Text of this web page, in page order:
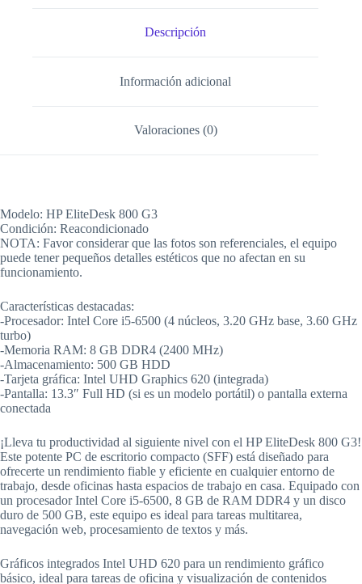
Descripción
Información adicional
Valoraciones (0)
Modelo: HP EliteDesk 800 G3
Condición: Reacondicionado
NOTA: Favor considerar que las fotos son referenciales, el equipo
puede tener pequeños detalles estéticos que no afectan en su
funcionamiento.
Características destacadas:
-Procesador: Intel Core i5-6500 (4 núcleos, 3.20 GHz base, 3.60 GHz
turbo)
-Memoria RAM: 8 GB DDR4 (2400 MHz)
-Almacenamiento: 500 GB HDD
-Tarjeta gráfica: Intel UHD Graphics 620 (integrada)
-Pantalla: 13.3″ Full HD (si es un modelo portátil) o pantalla externa
conectada
¡Lleva tu productividad al siguiente nivel con el HP EliteDesk 800 G3!
Este potente PC de escritorio compacto (SFF) está diseñado para
ofrecerte un rendimiento fiable y eficiente en cualquier entorno de
trabajo, desde oficinas hasta espacios de trabajo en casa. Equipado con
un procesador Intel Core i5-6500, 8 GB de RAM DDR4 y un disco
duro de 500 GB, este equipo es ideal para tareas multitarea,
navegación web, procesamiento de textos y más.
Gráficos integrados Intel UHD 620 para un rendimiento gráfico
básico, ideal para tareas de oficina y visualización de contenidos